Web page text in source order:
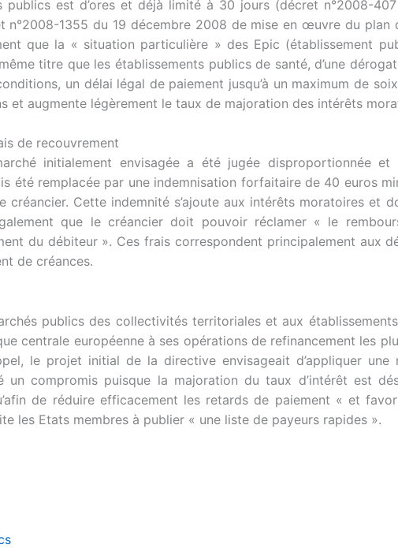
est d’ores et déjà limité à 30 jours (décret n°2008-
n°2008-1355 du 19 décembre 2008 de mise en œuvre du plan
que la « situation particulière » des Epic (établissement
titre que les établissements publics de santé, d’une
un délai légal de paiement jusqu’à un maximum de
et augmente légèrement le taux de majoration des intérêts
de recouvrement
initialement envisagée a été jugée disproportionnée
été remplacée par une indemnisation forfaitaire de 40 euros
Cette indemnité s’ajoute aux intérêts moratoires et
que le créancier doit pouvoir réclamer « le
du débiteur ». Ces frais correspondent principalement aux
de créances.
publics des collectivités territoriales et aux
centrale européenne à ses opérations de refinancement les
le projet initial de la directive envisageait d’appliquer
un compromis puisque la majoration du taux d’intérêt est
de réduire efficacement les retards de paiement « et
les Etats membres à publier « une liste de payeurs rapides ».